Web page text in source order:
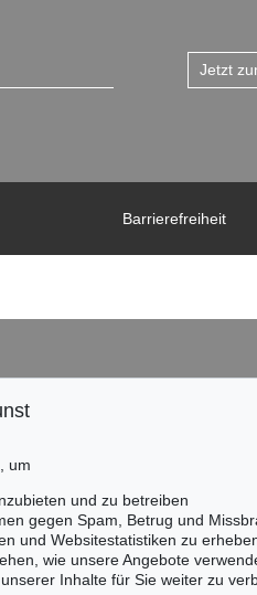
Jetzt
Barrierefreiheit
63
56-43
um
und zu betreiben
gegen Spam, Betrug und
und Websitestatistiken zu
wie unsere Angebote
Inhalte für Sie weiter zu